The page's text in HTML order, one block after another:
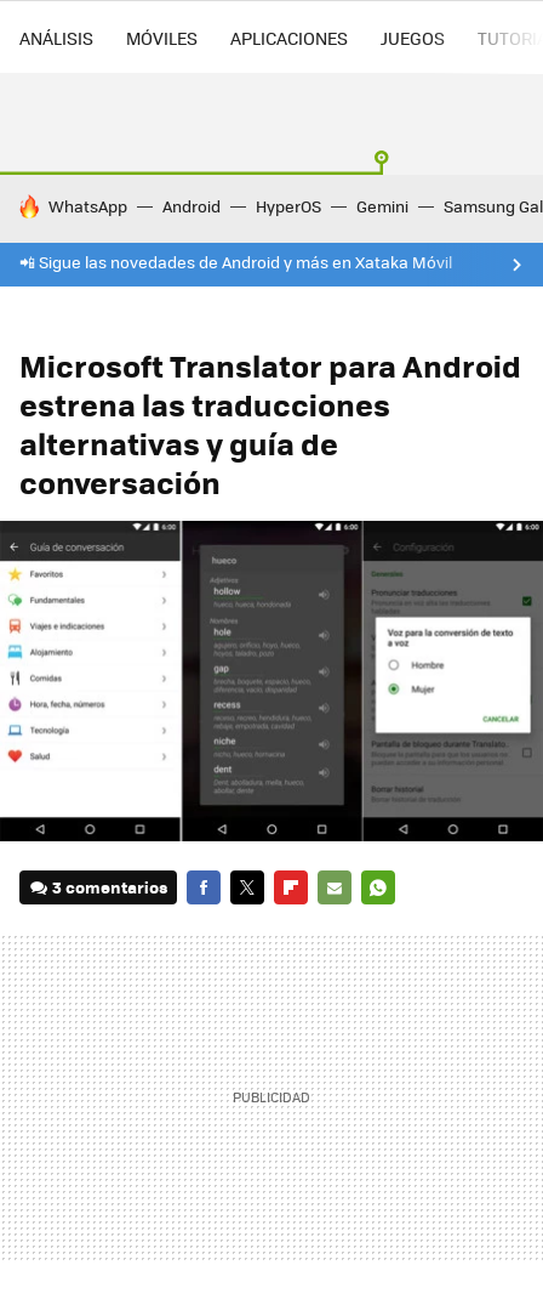
ANÁLISIS MÓVILES APLICACIONES JUEGOS
HOY SE HABLA DE
WhatsApp Android HyperOS Gemini Samsung
📲 Sigue las novedades de Android y más en Xataka Móvil
Microsoft Translator para Android
estrena las traducciones
alternativas y guía de
conversación
3 comentarios
MAIL